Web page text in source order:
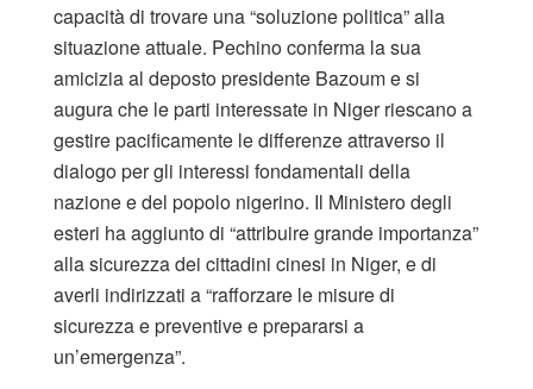
capacità di trovare una “soluzione politica” alla
situazione attuale. Pechino conferma la sua
amicizia al deposto presidente Bazoum e si
augura che le parti interessate in Niger riescano a
gestire pacificamente le differenze attraverso il
dialogo per gli interessi fondamentali della
nazione e del popolo nigerino. Il Ministero degli
esteri ha aggiunto di “attribuire grande importanza”
alla sicurezza dei cittadini cinesi in Niger, e di
averli indirizzati a “rafforzare le misure di
sicurezza e preventive e prepararsi a
un’emergenza”.